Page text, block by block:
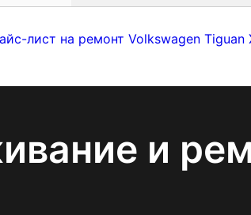
лист на ремонт Volkswagen Tiguan
и